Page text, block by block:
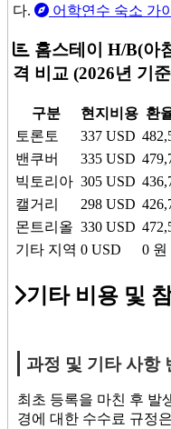
다.
어학연수 숙소 가
홈스테이 H/B(아
격 비교 (2026년 기
구분 현지비용 환
토론토
337 USD
밴쿠버
335 USD
빅토리아 305 USD
캘거리
298 USD
몬트리올 330 USD
기타 지역 0 USD 0 원
기타 비용 및
과정 및 기타 사항
최초 등록을 마친 후 발
경에 대한 수수료 규정